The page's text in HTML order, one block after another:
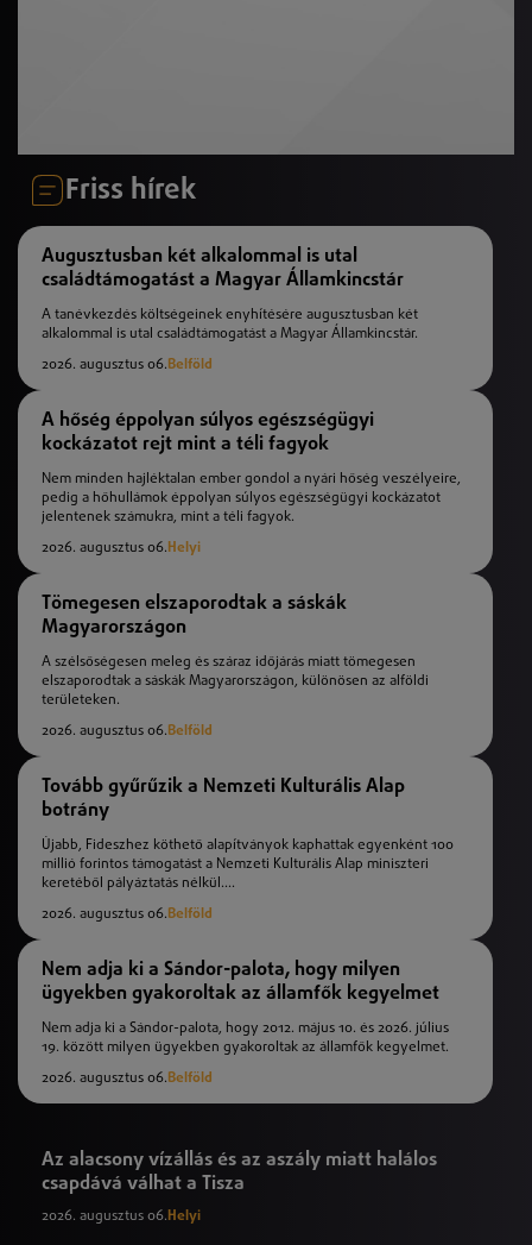
Friss hírek
Augusztusban két alkalommal is utal
családtámogatást a Magyar Államkincstár
A tanévkezdés költségeinek enyhítésére augusztusban két
alkalommal is utal családtámogatást a Magyar Államkincstár.
2026. augusztus 06.Belföld
A hőség éppolyan súlyos egészségügyi
kockázatot rejt mint a téli fagyok
Nem minden hajléktalan ember gondol a nyári hőség veszélyeire,
pedig a hőhullámok éppolyan súlyos egészségügyi kockázatot
jelentenek számukra, mint a téli fagyok.
2026. augusztus 06. Helyi
Tömegesen elszaporodtak a sáskák
Magyarországon
A szélsőségesen meleg és száraz időjárás miatt tömegesen
elszaporodtak a sáskák Magyarországon, különösen az alföldi
területeken.
2026. augusztus 06.Belföld
Tovább gyűrűzik a Nemzeti Kulturális Alap
botrány
Újabb, Fideszhez köthető alapítványok kaphattak egyenként 100
millió forintos támogatást a Nemzeti Kulturális Alap miniszteri
keretéből pályáztatás nélkül....
2026. augusztus 06.Belföld
Nem adja ki a Sándor-palota, hogy milyen
ügyekben gyakoroltak az államfők kegyelmet
Nem adja ki a Sándor-palota, hogy 2012. május 10. és 2026. július
19. között milyen ügyekben gyakoroltak az államfők kegyelmet.
2026. augusztus 06.Belföld
Az alacsony vízállás és az aszály miatt halálos
csapdává válhat a Tisza
2026. augusztus 06. Helyi